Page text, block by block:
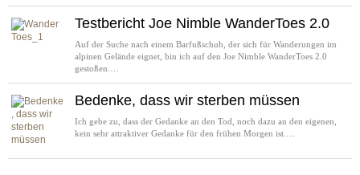
Testbericht Joe Nimble WanderToes 2.0
Auf der Suche nach einem Barfußschuh, der sich für Wanderungen im
alpinen Gelände eignet, bin ich auf den Joe Nimble WanderToes 2.0
gestoßen.…
Bedenke, dass wir sterben müssen
Ich gebe zu, dass der Gedanke an den Tod, noch dazu an den eigenen,
kein sehr attraktiver Gedanke für den frühen Morgen ist.…